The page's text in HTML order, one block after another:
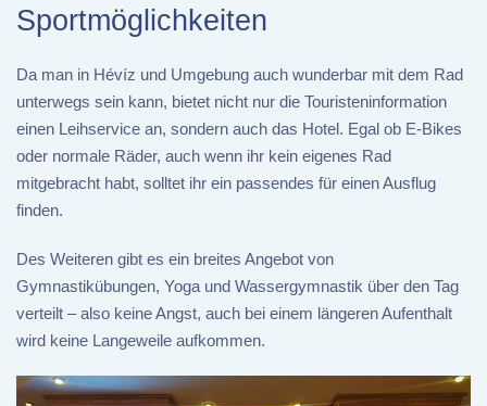
Sportmöglichkeiten
Da man in Hévíz und Umgebung auch wunderbar mit dem Rad
unterwegs sein kann, bietet nicht nur die Touristeninformation
einen Leihservice an, sondern auch das Hotel. Egal ob E-Bikes
oder normale Räder, auch wenn ihr kein eigenes Rad
mitgebracht habt, solltet ihr ein passendes für einen Ausflug
finden.
Des Weiteren gibt es ein breites Angebot von
Gymnastikübungen, Yoga und Wassergymnastik über den Tag
verteilt – also keine Angst, auch bei einem längeren Aufenthalt
wird keine Langeweile aufkommen.